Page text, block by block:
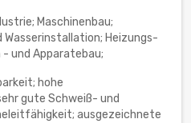
Maschinenbau;
Wasserinstallation; Heizungs-
und Apparatebau;
hohe
gute Schweiß- und
ausgezeichnete